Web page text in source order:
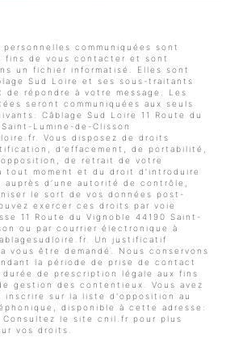
communiquées sont
fins de vous contacter et sont
un fichier informatisé. Elles sont
Sud Loire et ses sous-traitants
de répondre à votre message. Les
seront communiquées aux seuls
Câblage Sud Loire 11 Route du
Lumine-de-Clisson
Vous disposez de droits
d’effacement, de portabilité,
de retrait de votre
tout moment et du droit d’introduire
auprès d’une autorité de contrôle,
le sort de vos données post-
exercer ces droits par voie
11 Route du Vignoble 44190 Saint-
ou par courrier électronique à
Un justificatif
vous être demandé. Nous conservons
la période de prise de contact
durée de prescription légale aux fins
gestion des contentieux. Vous avez
inscrire sur la liste d'opposition au
disponible à cette adresse:
Consultez le site cnil.fr pour plus
vos droits.